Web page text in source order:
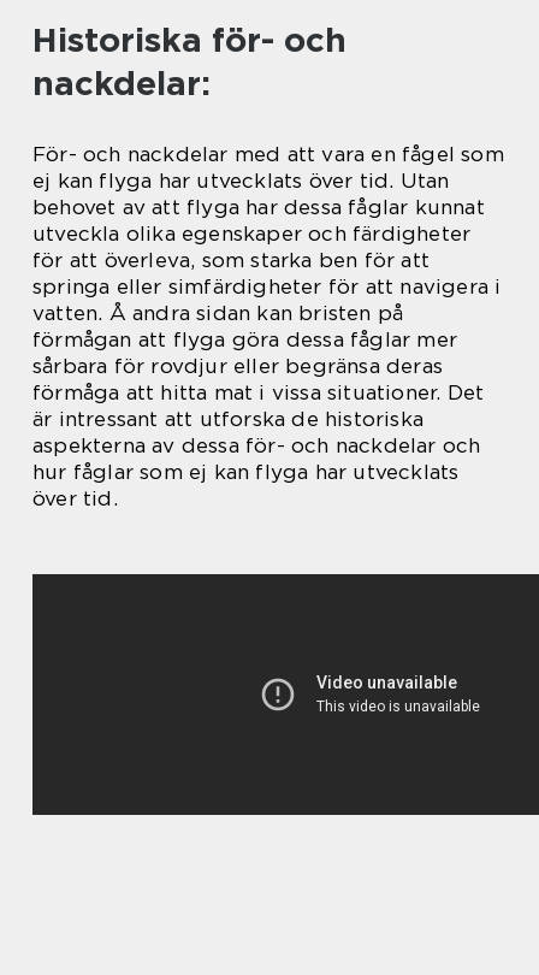
Historiska för- och
nackdelar:
För- och nackdelar med att vara en fågel som
ej kan flyga har utvecklats över tid. Utan
behovet av att flyga har dessa fåglar kunnat
utveckla olika egenskaper och färdigheter
för att överleva, som starka ben för att
springa eller simfärdigheter för att navigera i
vatten. Å andra sidan kan bristen på
förmågan att flyga göra dessa fåglar mer
sårbara för rovdjur eller begränsa deras
förmåga att hitta mat i vissa situationer. Det
är intressant att utforska de historiska
aspekterna av dessa för- och nackdelar och
hur fåglar som ej kan flyga har utvecklats
över tid.